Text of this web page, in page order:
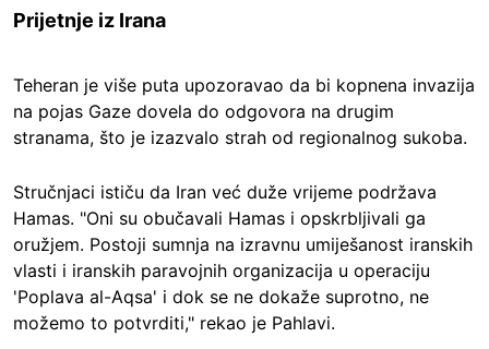
Prijetnje iz Irana
Teheran je više puta upozoravao da bi kopnena invazija
na pojas Gaze dovela do odgovora na drugim
stranama, što je izazvalo strah od regionalnog sukoba.
Stručnjaci ističu da Iran već duže vrijeme podržava
Hamas. "Oni su obučavali Hamas i opskrbljivali ga
oružjem. Postoji sumnja na izravnu umiješanost iranskih
vlasti i iranskih paravojnih organizacija u operaciju
'Poplava al-Aqsa' i dok se ne dokaže suprotno, ne
možemo to potvrditi," rekao je Pahlavi.